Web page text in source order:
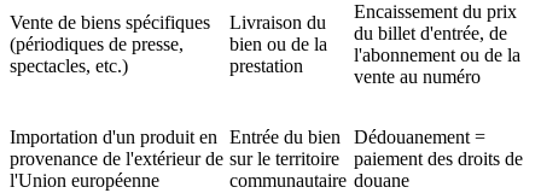
Vente de biens spécifiques
(périodiques de presse,
spectacles, etc.)
Livraison du
bien ou de la
prestation
Encaissement du prix
du billet d'entrée, de
l'abonnement ou de la
vente au numéro
Importation d'un produit en
provenance de l'extérieur de
l'Union européenne
Entrée du bien
sur le territoire
communautaire
Dédouanement =
paiement des droits de
douane